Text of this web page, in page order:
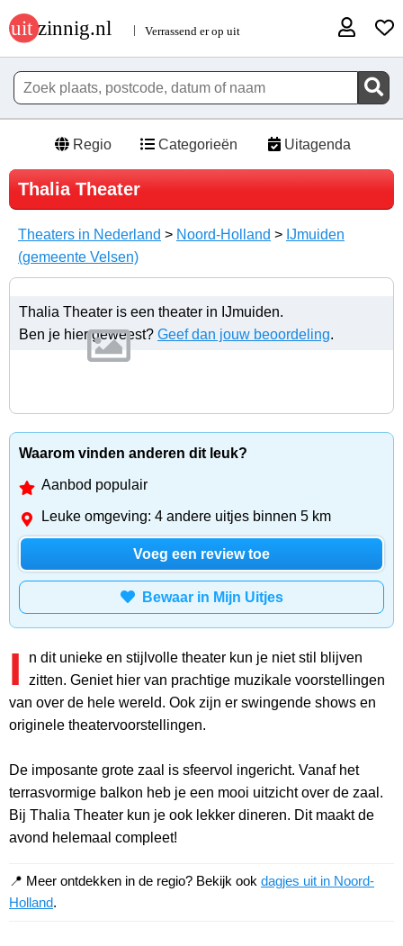
Regio Categorieën Uitagenda
Thalia Theater
Theaters in Nederland > Noord-Holland > IJmuiden
(gemeente Velsen)
Thalia Theater is een theater in IJmuiden.
Ben je hier geweest? Geef dan jouw beoordeling.
Waarom vinden anderen dit leuk?
Aanbod populair
Leuke omgeving: 4 andere uitjes binnen 5 km
Voeg een review toe
Bewaar in Mijn Uitjes
I
n dit unieke en stijlvolle theater kun je niet stil blijven
zitten. Geniet hier van prachtige muzikale voorstellingen
van over de hele wereld. Ook zijn er swingende shows en
originele theatervoorstellingen.
De imposante grote zaal is sfeervol ingericht. Vanaf het
terrasvormige balkon heb je een mooi uitzicht over de zaal.
Bij Thalia Theater kun je ook lekker dineren. Dit maakt de
avond helemaal compleet!
📍 Meer ontdekken in de regio? Bekijk ook dagjes uit in Noord-
Holland.